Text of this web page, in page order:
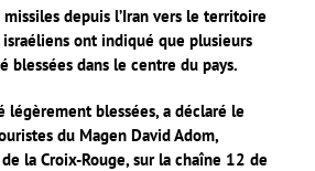
depuis l’Iran vers le territoire
ont indiqué que plusieurs
blessées dans le centre du pays.
légèrement blessées, a déclaré le
du Magen David Adom,
la Croix-Rouge, sur la chaîne 12 de